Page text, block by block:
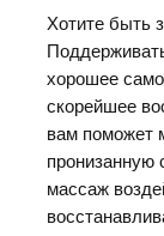
Хотите быть
хорошее
скорейшее
вам поможет
пронизанную
массаж